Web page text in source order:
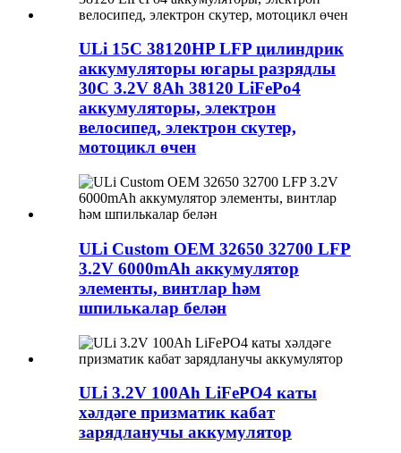
ULi 15C 38120HP LFP цилиндрик
аккумуляторы югары разрядлы
30C 3.2V 8Ah 38120 LiFePo4
аккумуляторы, электрон
велосипед, электрон скутер,
мотоцикл өчен
ULi Custom OEM 32650 32700 LFP
3.2V 6000mAh аккумулятор
элементы, винтлар һәм
шпилькалар белән
ULi 3.2V 100Ah LiFePO4 каты
хәлдәге призматик кабат
зарядланучы аккумулятор